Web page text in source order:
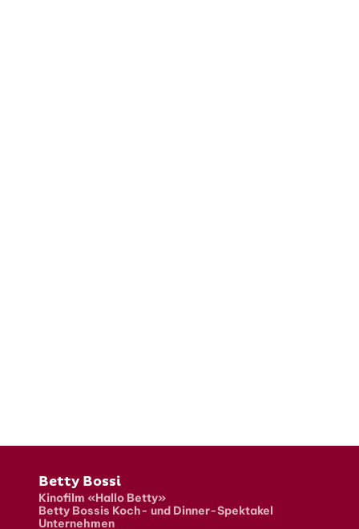
Fusszeile
Betty Bossi
Kinofilm «Hallo Betty»
Betty Bossis Koch- und Dinner-Spektakel
Unternehmen